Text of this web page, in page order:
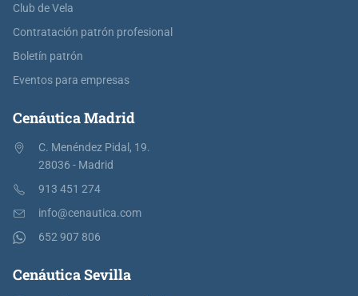
Club de Vela
Contratación patrón profesional
Boletín patrón
Eventos para empresas
Cenáutica Madrid
C. Menéndez Pidal, 19.
28036 - Madrid
913 451 274
info@cenautica.com
652 907 806
Cenáutica Sevilla